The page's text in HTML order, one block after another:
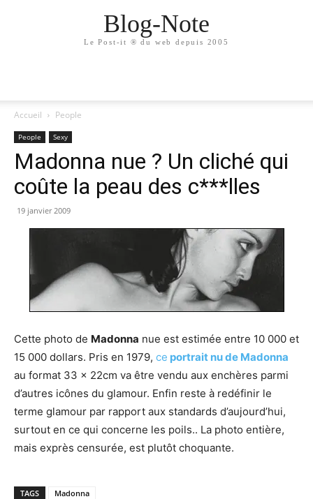
Blog-Note
Le Post-it ® du web depuis 2005
Accueil People
People Sexy
Madonna nue ? Un cliché qui
coûte la peau des c***lles
19 janvier 2009
Cette photo de Madonna nue est estimée entre 10 000 et
15 000 dollars. Pris en 1979, ce portrait nu de Madonna
au format 33 x 22cm va être vendu aux enchères parmi
d’autres icônes du glamour. Enfin reste à redéfinir le
terme glamour par rapport aux standards d’aujourd’hui,
surtout en ce qui concerne les poils.. La photo entière,
mais exprès censurée, est plutôt choquante.
TAGS Madonna